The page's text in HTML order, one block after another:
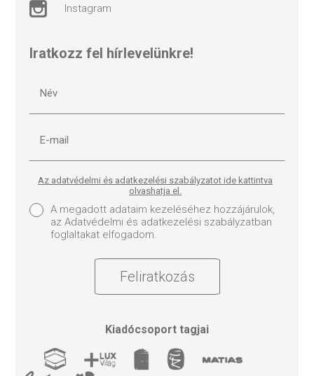
instagram
Iratkozz fel hírlevelünkre!
Az adatvédelmi és adatkezelési szabályzatot ide kattintva
olvashatja el.
A megadott adataim kezeléséhez hozzájárulok,
az Adatvédelmi és adatkezelési szabályzatban
foglaltakat elfogadom.
Feliratkozás
Kiadócsoport tagjai